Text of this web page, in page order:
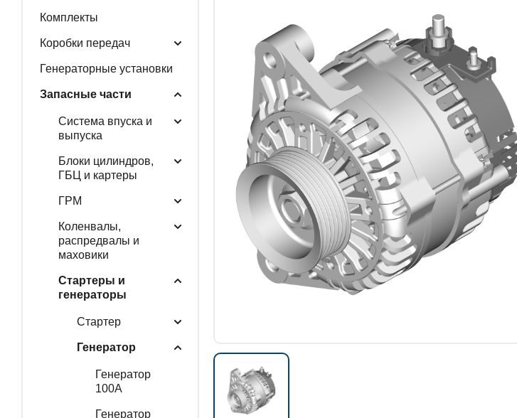
ГЕНЕРАТОРНЫЕ УСТАНОВКИ
ЗАПАСНЫЕ ЧАСТИ
РАСПРОДАЖА
Комплекты
Коробки передач
Генераторные установки
Запасные части
Система впуска и
выпуска
Блоки цилиндров,
ГБЦ и картеры
ГРМ
Коленвалы,
распредвалы и
маховики
Стартеры и
генераторы
Стартер
Генератор
Генератор
100А
Генератор
27 847 ₽
до 10 000 ₽